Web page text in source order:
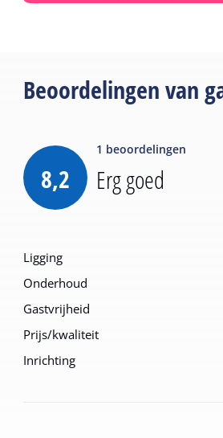
Beoordelingen van
8,2
1 beoordelingen
Erg goed
Ligging
Onderhoud
Gastvrijheid
Prijs/kwaliteit
Inrichting